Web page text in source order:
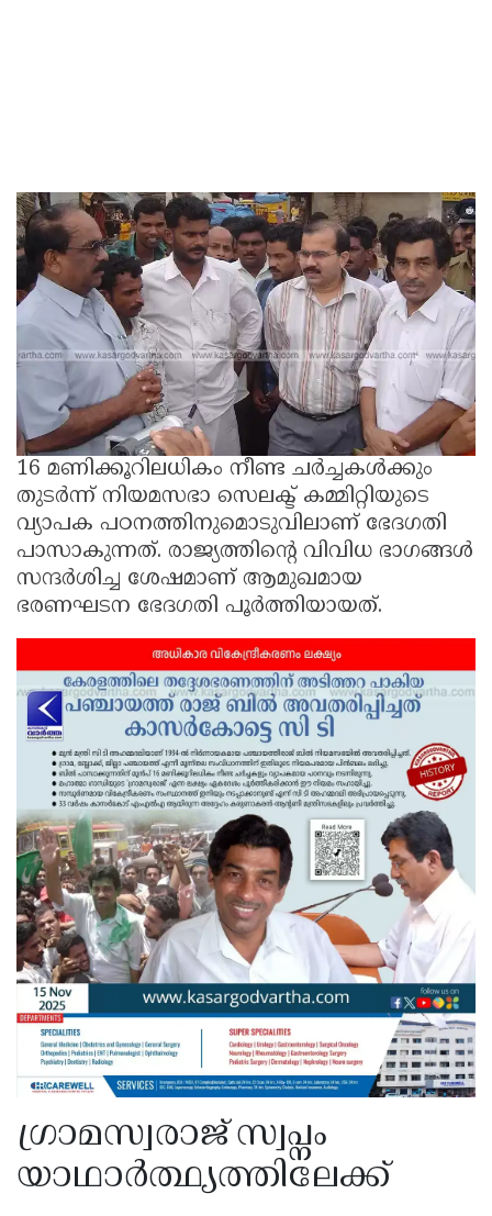
16 മണിക്കൂറിലധികം നീണ്ട ചർച്ചകൾക്കും
തുടർന്ന് നിയമസഭാ സെലക്ട് കമ്മിറ്റിയുടെ
വ്യാപക പഠനത്തിനുമൊടുവിലാണ് ഭേദഗതി
പാസാകുന്നത്. രാജ്യത്തിന്റെ വിവിധ ഭാഗങ്ങൾ
സന്ദർശിച്ച ശേഷമാണ് ആമുഖമായ
ഭരണഘടന ഭേദഗതി പൂർത്തിയായത്.
ഗ്രാമസ്വരാജ് സ്വപ്നം
യാഥാർത്ഥ്യത്തിലേക്ക്